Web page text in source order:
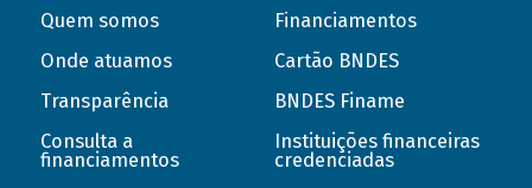
Quem somos
Onde atuamos
Transparência
Consulta a
financiamentos
Financiamentos
Cartão BNDES
BNDES Finame
Instituições financeiras
credenciadas